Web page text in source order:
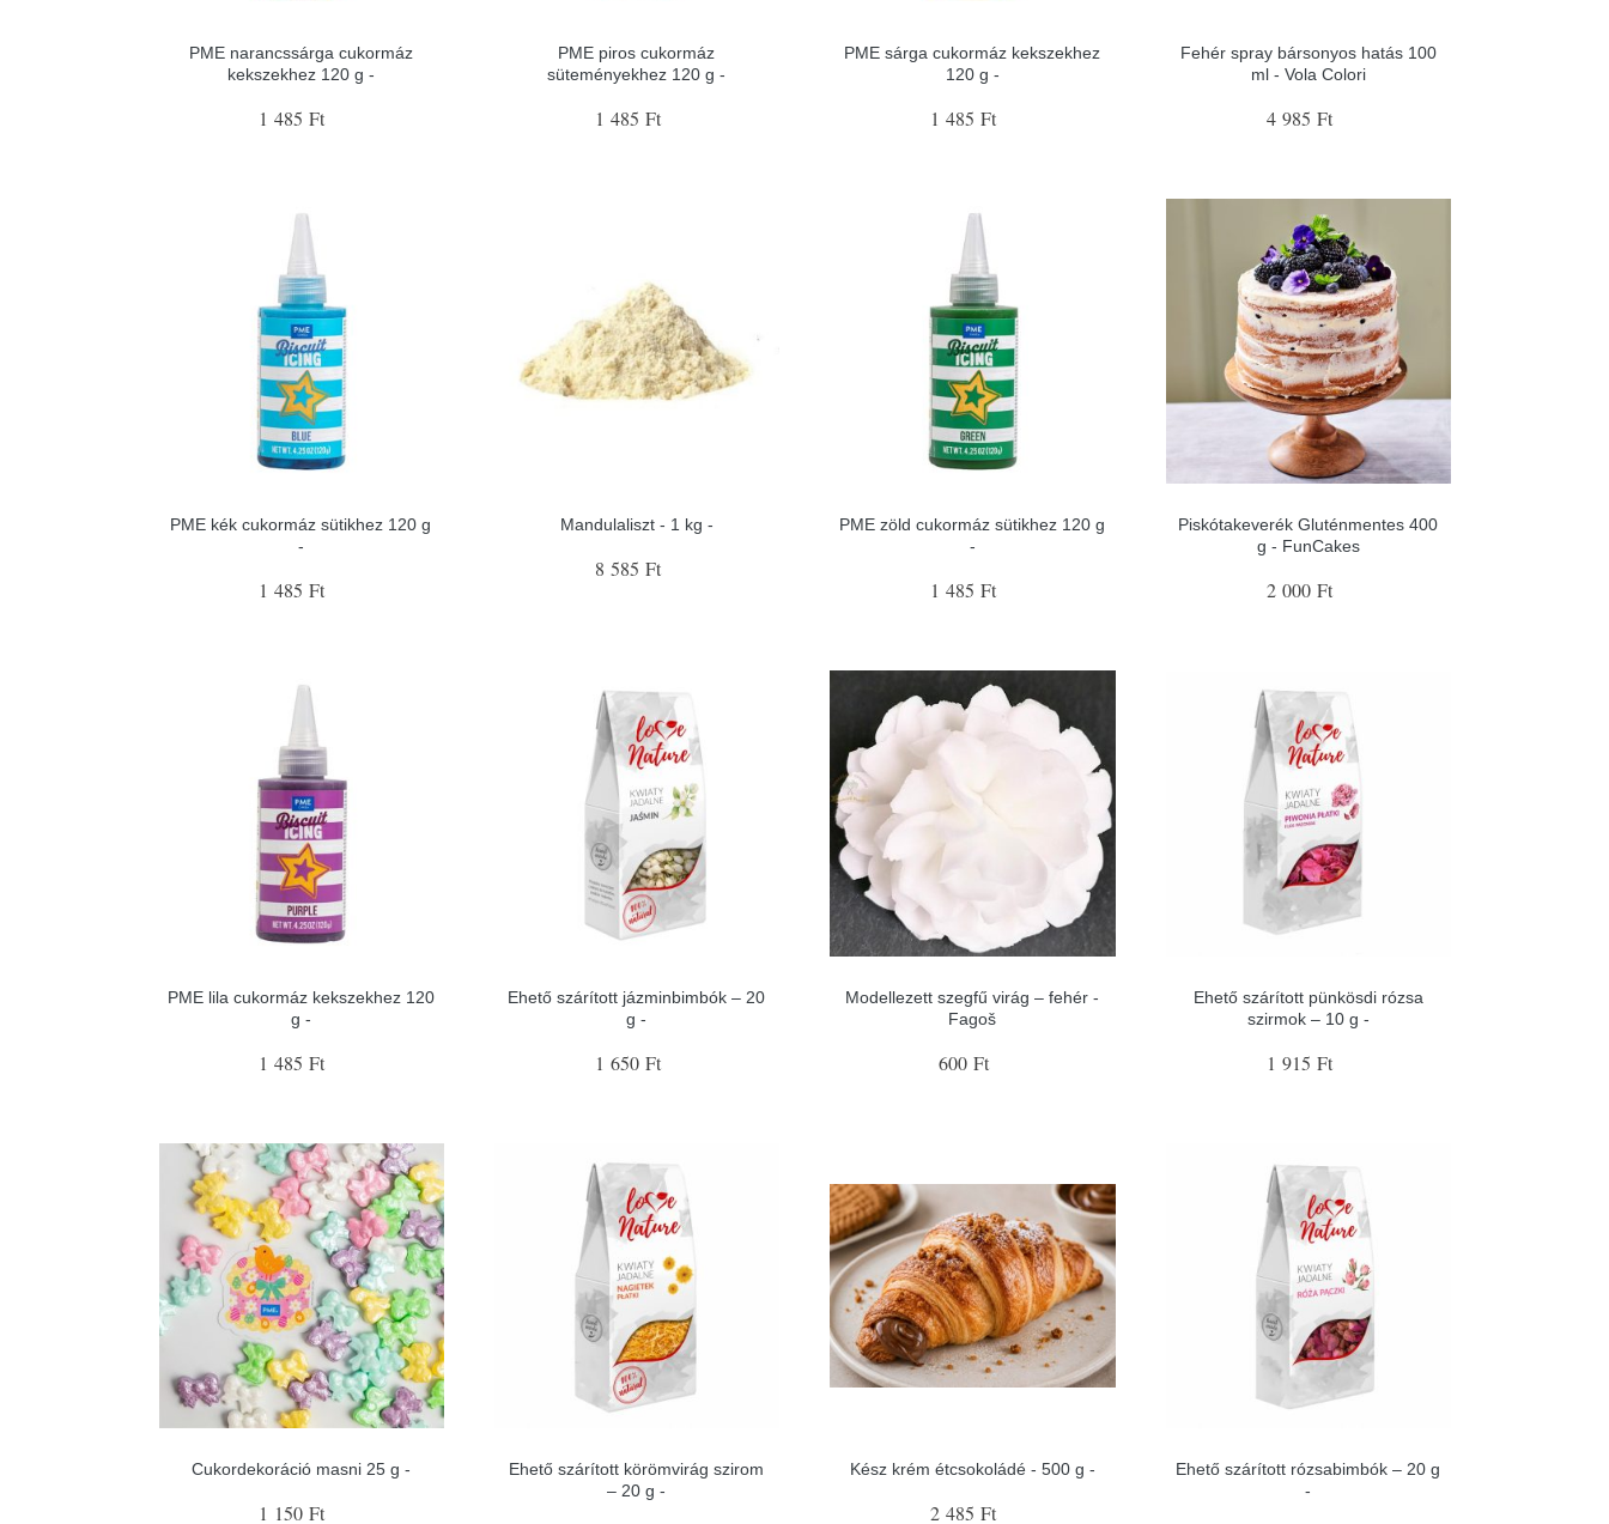
PME narancssárga cukormáz
kekszekhez 120 g -
1 485 Ft
PME piros cukormáz
süteményekhez 120 g -
1 485 Ft
PME sárga cukormáz kekszekhez
120 g -
1 485 Ft
Fehér spray bársonyos hatás 100
ml - Vola Colori
4 985 Ft
PME kék cukormáz sütikhez 120 g
-
1 485 Ft
Mandulaliszt - 1 kg -
8 585 Ft
PME zöld cukormáz sütikhez 120 g
-
1 485 Ft
Piskótakeverék Gluténmentes 400
g - FunCakes
2 000 Ft
PME lila cukormáz kekszekhez 120
g -
1 485 Ft
Ehető szárított jázminbimbók – 20
g -
1 650 Ft
Modellezett szegfű virág – fehér -
Fagoš
600 Ft
Ehető szárított pünkösdi rózsa
szirmok – 10 g -
1 915 Ft
Cukordekoráció masni 25 g -
1 150 Ft
Ehető szárított körömvirág szirom
– 20 g -
Kész krém étcsokoládé - 500 g -
2 485 Ft
Ehető szárított rózsabimbók – 20 g
-